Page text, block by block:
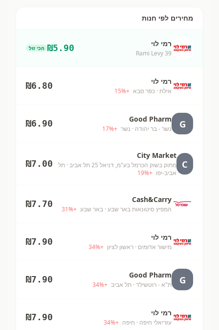
מחירים לפי חנות
רמי לוי
Rami Levy 39
₪5.90 הכי זול
רמי לוי
אילת · כפר סבא +
15%
₪6.80
G
Good Pharm
נשר - בר יהודה · נשר +
17%
₪6.90
C
City Market
מתוק בשוק הכרמל בע"מ, דניאל 25 תל אביב
· תל
אביב-יפו +
19%
₪7.00
Cash&Carry
המפיץ סיטונאות באר שבע · באר שבע +
31%
₪7.70
רמי לוי
מישור אדומים · ראשון לציון +
34%
₪7.90
G
Good Pharm
ת"א - רוטשילד · תל אביב +
34%
₪7.90
רמי לוי
עזריאלי חיפה · חיפה +
34%
₪7.90